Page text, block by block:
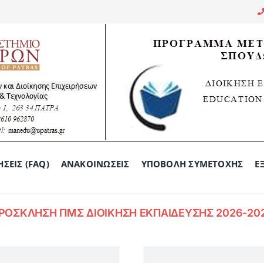
(FAQ) ΑΝΑΚΟΙΝΏΣΕΙΣ ΥΠΟΒΟΛΉ ΣΥΜΕΤΟΧΉΣ
ΠΜΣ ΔΙΟΙΚΗΣΗ ΕΚΠΑΙΔΕΥΣΗΣ 2026-